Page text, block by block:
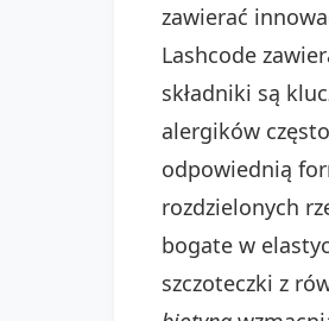
zawierać
Lashcode
składniki są
alergików
odpowiednią
rozdzielonych
bogate w
szczoteczki z